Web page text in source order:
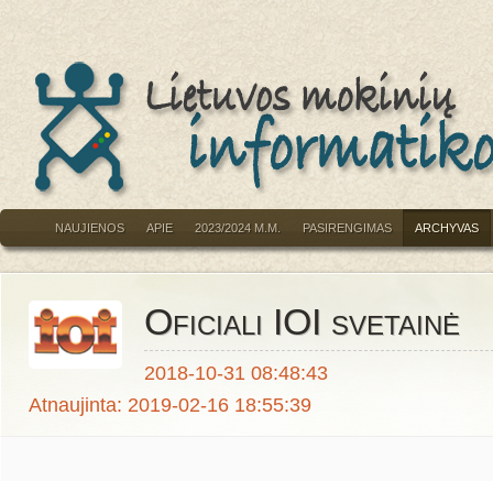
NAUJIENOS APIE 2023/2024 M.M. PASIRENGIMAS ARCHYVAS
Oficiali IOI svetainė
2018-10-31 08:48:43
Atnaujinta: 2019-02-16 18:55:39